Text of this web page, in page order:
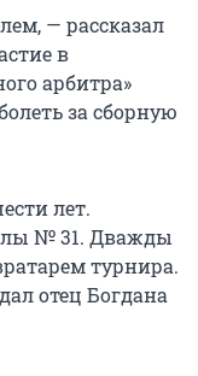
— рассказал
в
арбитра»
за сборную
лет.
№ 31. Дважды
турнира.
отец Богдана